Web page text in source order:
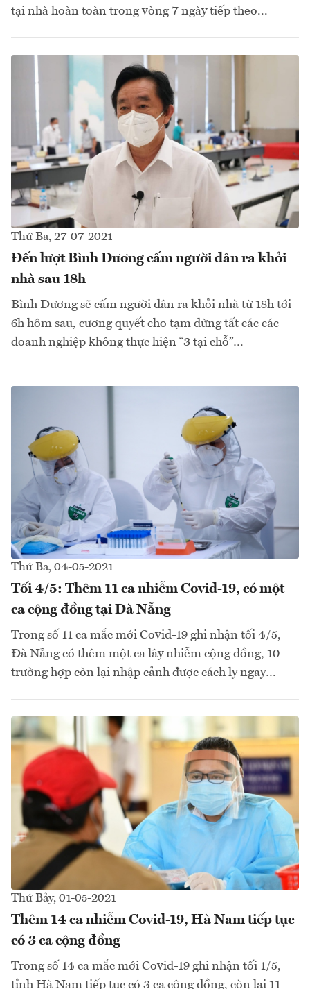
tại nhà hoàn toàn trong vòng 7 ngày tiếp theo...
Thứ Ba, 27-07-2021
Đến lượt Bình Dương cấm người dân ra khỏi
nhà sau 18h
Bình Dương sẽ cấm người dân ra khỏi nhà từ 18h tới
6h hôm sau, cương quyết cho tạm dừng tất các các
doanh nghiệp không thực hiện “3 tại chỗ”…
Thứ Ba, 04-05-2021
Tối 4/5: Thêm 11 ca nhiễm Covid-19, có một
ca cộng đồng tại Đà Nẵng
Trong số 11 ca mắc mới Covid-19 ghi nhận tối 4/5,
Đà Nẵng có thêm một ca lây nhiễm cộng đồng, 10
trường hợp còn lại nhập cảnh được cách ly ngay…
Thứ Bảy, 01-05-2021
Thêm 14 ca nhiễm Covid-19, Hà Nam tiếp tục
có 3 ca cộng đồng
Trong số 14 ca mắc mới Covid-19 ghi nhận tối 1/5,
tỉnh Hà Nam tiếp tục có 3 ca cộng đồng, còn lại 11